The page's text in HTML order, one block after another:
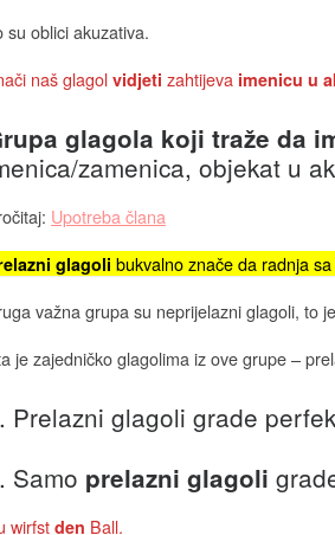
su oblici akuzativa.
naš glagol vidjeti zahtijeva imenicu u
glagola koji traže da
zamenica, objekat u
Upotreba člana
glagoli bukvalno znače da radnja
važna grupa su neprijelazni glagoli, to
je zajedničko glagolima iz ove grupe –
Prelazni glagoli grade
Samo prelazni glagoli
wirfst den Ball.